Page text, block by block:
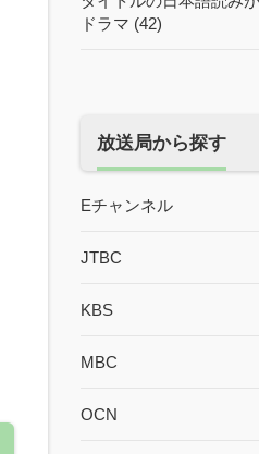
ドラマ (42)
放送局から探す
Eチャンネル
JTBC
KBS
MBC
OCN